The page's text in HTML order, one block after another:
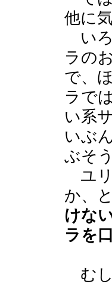
他に
いろ
ラの
で、
ラで
い系
いぶ
ぶそ
ユリ
か、
けな
ラを
むし